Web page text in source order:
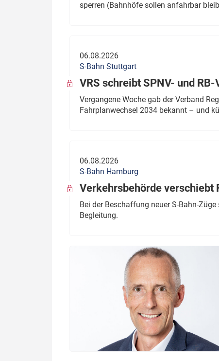
Dossier:
sperren (Bahnhöfe sollen anfahrbar
06.08.2026
S-Bahn Stuttgart
VRS schreibt SPNV- und
Vergangene Woche gab der Verband
Fahrplanwechsel 2034 bekannt – und
06.08.2026
S-Bahn Hamburg
Verkehrsbehörde
Bei der Beschaffung neuer S-Bahn-
Begleitung.